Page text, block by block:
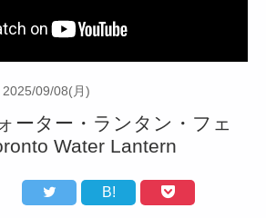
2025/09/08(月)
ーター・ランタン・フェ
Water Lantern
B!